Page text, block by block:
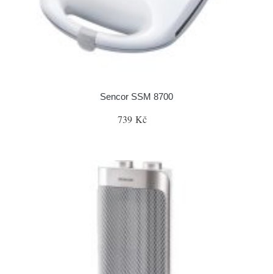
Sencor SSM 8700
739 Kč